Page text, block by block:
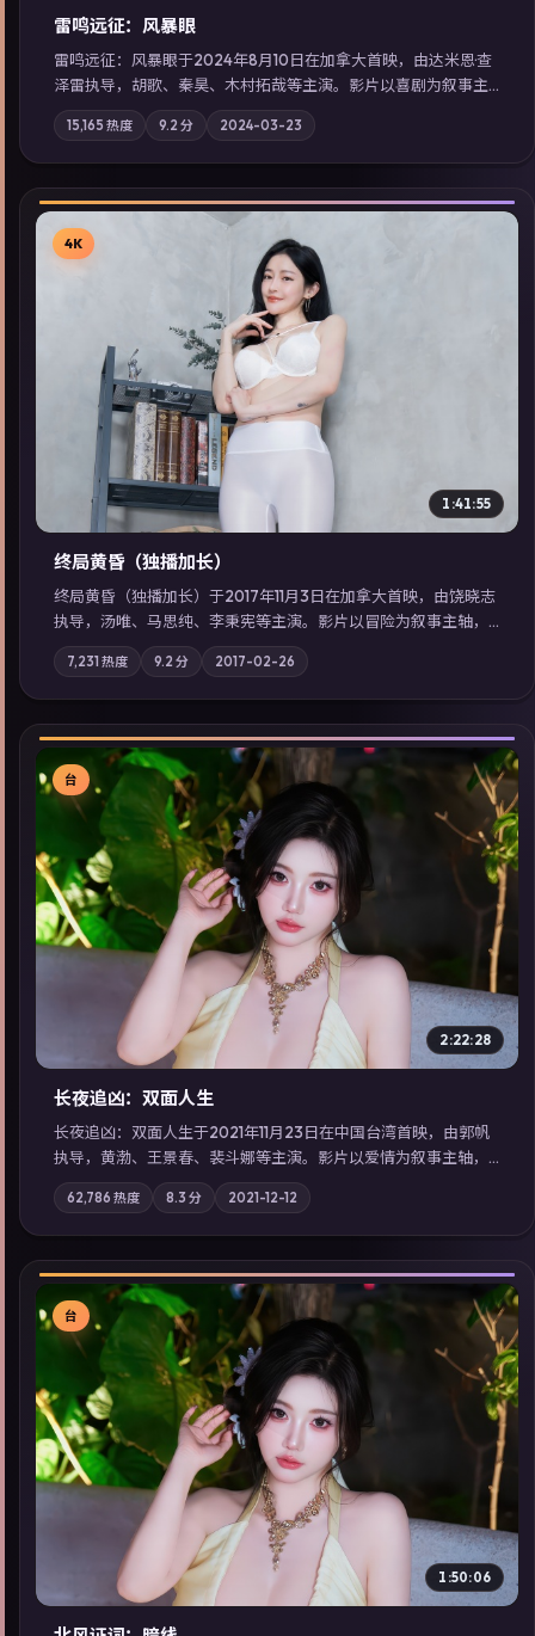
雷鸣远征：风暴眼
雷鸣远征：风暴眼于2024年8月10日在加拿大首映，由达米恩·查
泽雷执导，胡歌、秦昊、木村拓哉等主演。影片以喜剧为叙事主
轴，旧案重提，真相与谎言在同一条时间线上交锋；摄影与配乐
强化地域气质；站内亦可通过「国产免费观看高清电视剧在线
看」延展检索同类型高分佳作，畅享高清在线追剧体验。
15,165 热度 9.2 分 2024-03-23
▶
4K
1:41:55
终局黄昏（独播加长）
终局黄昏（独播加长）于2017年11月3日在加拿大首映，由饶晓志
执导，汤唯、马思纯、李秉宪等主演。影片以冒险为叙事主轴，
记忆碎片重组后，主角发现自己从未活过“真实”的一天；摄影与
配乐强化地域气质；站内亦可通过「国产免费观看高清电视剧在
线看」延展检索同类型高分佳作，畅享高清在线追剧体验。
7,231 热度 9.2 分 2017-02-26
▶
台
2:22:28
长夜追凶：双面人生
长夜追凶：双面人生于2021年11月23日在中国台湾首映，由郭帆
执导，黄渤、王景春、裴斗娜等主演。影片以爱情为叙事主轴，
科技与人性的边界在实验事故后逐渐模糊；摄影与配乐强化地域
气质；站内亦可通过「国产免费观看高清电视剧在线看」延展检
索同类型高分佳作，畅享高清在线追剧体验。
62,786 热度 8.3 分 2021-12-12
▶
台
1:50:06